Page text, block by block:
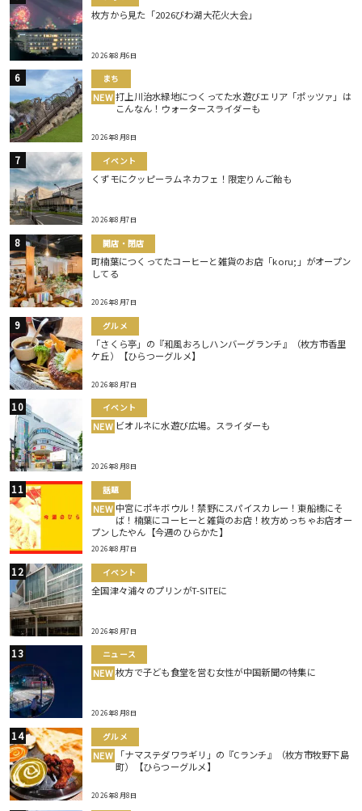
枚方から見た「2026びわ湖大花火大会」
2026年8月6日
まち
NEW 打上川治水緑地につくってた水遊びエリア「ポッツァ」は
こんなん！ウォータースライダーも
2026年8月8日
イベント
くずモにクッピーラムネカフェ！限定りんご飴も
2026年8月7日
開店・閉店
町楠葉につくってたコーヒーと雑貨のお店「koru;」がオープン
してる
2026年8月7日
グルメ
「さくら亭」の『和風おろしハンバーグランチ』（枚方市香里
ケ丘）【ひらつーグルメ】
2026年8月7日
イベント
NEW ビオルネに水遊び広場。スライダーも
2026年8月8日
話題
NEW 中宮にポキボウル！禁野にスパイスカレー！東船橋にそ
ば！楠葉にコーヒーと雑貨のお店！枚方めっちゃお店オー
プンしたやん【今週のひらかた】
2026年8月7日
イベント
全国津々浦々のプリンがT-SITEに
2026年8月7日
ニュース
NEW 枚方で子ども食堂を営む女性が中国新聞の特集に
2026年8月8日
グルメ
NEW
「ナマステダワラギリ」の『Cランチ』（枚方市牧野下島
町）【ひらつーグルメ】
2026年8月8日